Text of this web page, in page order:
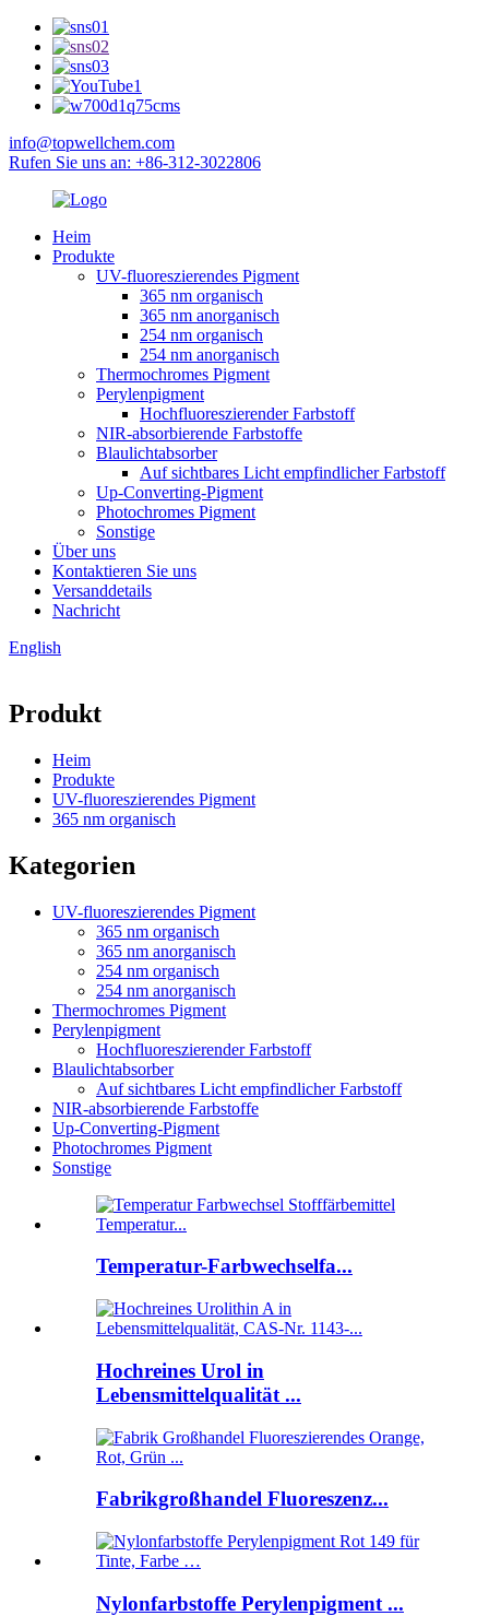
info@topwellchem.com
Rufen Sie uns an: +86-312-3022806
Heim
Produkte
UV-fluoreszierendes Pigment
365 nm organisch
365 nm anorganisch
254 nm organisch
254 nm anorganisch
Thermochromes Pigment
Perylenpigment
Hochfluoreszierender Farbstoff
NIR-absorbierende Farbstoffe
Blaulichtabsorber
Auf sichtbares Licht empfindlicher Farbstoff
Up-Converting-Pigment
Photochromes Pigment
Sonstige
Über uns
Kontaktieren Sie uns
Versanddetails
Nachricht
English
Produkt
Heim
Produkte
UV-fluoreszierendes Pigment
365 nm organisch
Kategorien
UV-fluoreszierendes Pigment
365 nm organisch
365 nm anorganisch
254 nm organisch
254 nm anorganisch
Thermochromes Pigment
Perylenpigment
Hochfluoreszierender Farbstoff
Blaulichtabsorber
Auf sichtbares Licht empfindlicher Farbstoff
NIR-absorbierende Farbstoffe
Up-Converting-Pigment
Photochromes Pigment
Sonstige
Temperatur-Farbwechselfa...
Hochreines Urol in
Lebensmittelqualität ...
Fabrikgroßhandel Fluoreszenz...
Nylonfarbstoffe Perylenpigment ...